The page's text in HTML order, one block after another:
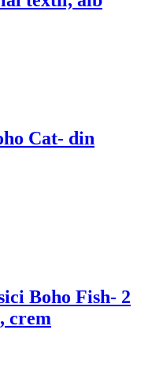
Cat- din
Boho Fish- 2
crem